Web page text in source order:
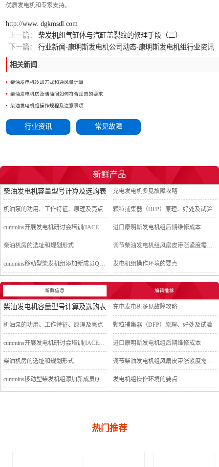
优质发电机和专家支持。
http://www. dgkmsdl.com
上一篇：
柴发机组气缸体与汽缸盖裂纹的修理手段（二）
下一篇：
行业新闻-康明斯发电机公司动态-康明斯发电机组行业资讯
相关新闻
柴油发电机冷却方式和通风量计算
柴油发电机房及储油间如何符合规范的要求
柴油发电机组操作规程及注意事项
行业资讯 常见故障
新鲜产品
柴油发电机容量型号计算及选购表 充电发电机多见故障攻略
机油泵的功用、工作特征、原理及亮点 颗粒捕集器（DFP）原理、好处及试验
cummins开展发电机研讨会培训(IACET)认证工作 进口康明斯发电机组后期维修成本
柴油机房的选址和规划形式 调节柴油发电机组风扇皮带涨紧度需要注意哪些
cummins移动型柴发机组添加新成员QSB5-G11系列 发电机组操作环境的要点
新鲜信息 编辑推荐
柴油发电机容量型号计算及选购表 充电发电机多见故障攻略
机油泵的功用、工作特征、原理及亮点 颗粒捕集器（DFP）原理、好处及试验
cummins开展发电机研讨会培训(IACET)认证工作 进口康明斯发电机组后期维修成本
柴油机房的选址和规划形式 调节柴油发电机组风扇皮带涨紧度需要注意哪些
cummins移动型柴发机组添加新成员QSB5-G11系列 发电机组操作环境的要点
热门推荐